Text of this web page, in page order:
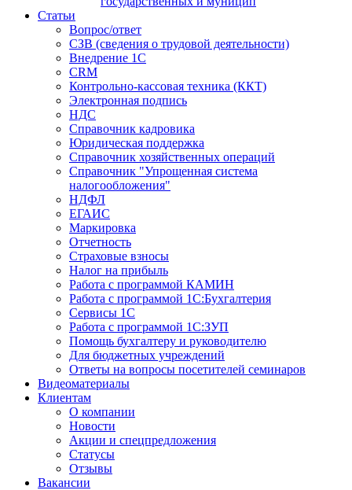
Статьи
Вопрос/ответ
СЗВ (сведения о трудовой деятельности)
Внедрение 1С
CRM
Контрольно-кассовая техника (ККТ)
Электронная подпись
НДС
Справочник кадровика
Юридическая поддержка
Справочник хозяйственных операций
Справочник "Упрощенная система
налогообложения"
НДФЛ
ЕГАИС
Маркировка
Отчетность
Страховые взносы
Налог на прибыль
Работа с программой КАМИН
Работа с программой 1С:Бухгалтерия
Сервисы 1С
Работа с программой 1С:ЗУП
Помощь бухгалтеру и руководителю
Для бюджетных учреждений
Ответы на вопросы посетителей семинаров
Видеоматериалы
Клиентам
О компании
Новости
Акции и спецпредложения
Статусы
Отзывы
Вакансии